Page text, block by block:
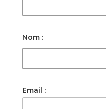
Nom :
Email :